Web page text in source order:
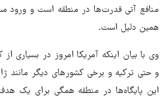
منافع آتی قدرت‌ها در منطقه است و ورود
همین دلیل است.
وی با بیان اینکه آمریکا امروز در بسیاری
و حتی ترکیه و برخی کشورهای دیگر مانند
این پایگاه‌ها در منطقه همگی برای یک